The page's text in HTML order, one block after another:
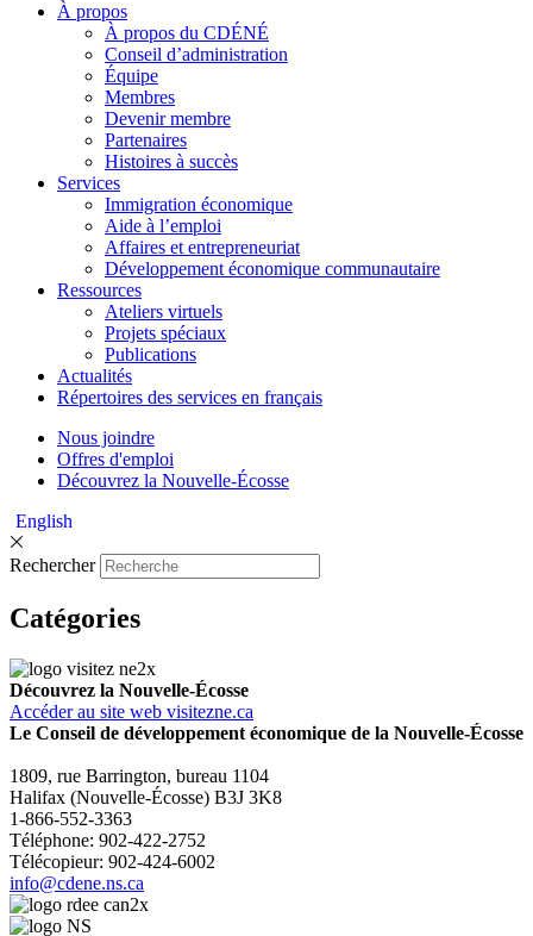
À propos
À propos du CDÉNÉ
Conseil d’administration
Équipe
Membres
Devenir membre
Partenaires
Histoires à succès
Services
Immigration économique
Aide à l’emploi
Affaires et entrepreneuriat
Développement économique communautaire
Ressources
Ateliers virtuels
Projets spéciaux
Publications
Actualités
Répertoires des services en français
Nous joindre
Offres d'emploi
Découvrez la Nouvelle-Écosse
English
Rechercher
Catégories
Découvrez la Nouvelle-Écosse
Accéder au site web visitezne.ca
Le Conseil de développement économique de la Nouvelle-Écosse
1809, rue Barrington, bureau 1104
Halifax (Nouvelle-Écosse) B3J 3K8
1-866-552-3363
Téléphone: 902-422-2752
Télécopieur: 902-424-6002
info@cdene.ns.ca